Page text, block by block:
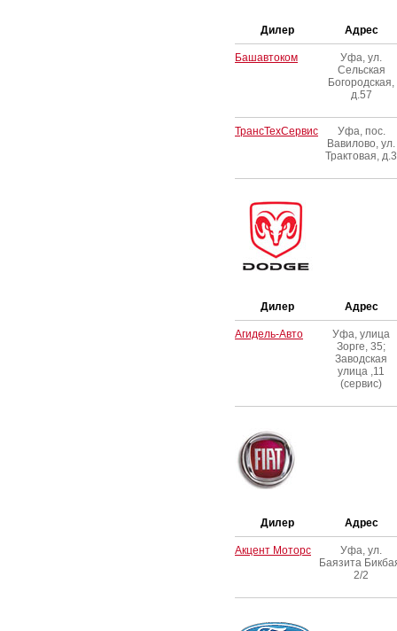
Дилер Адрес
Башавтоком
Уфа, ул.
Сельская
Богородская,
д.57
ТрансТехСервис
Уфа, пос.
Вавилово, ул.
Трактовая, д.3
Дилер Адрес
Агидель-Авто
Уфа, улица
Зорге, 35;
Заводская
улица ,11
(сервис)
Дилер Адрес
Акцент Моторс
Уфа, ул.
Баязита
2/2